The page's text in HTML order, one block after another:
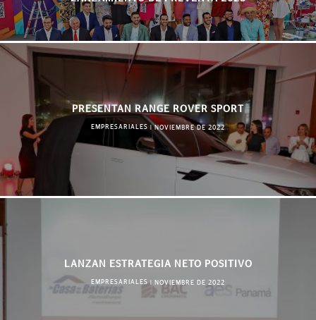
PRESENTAN RANGE ROVER SPORT
EMPRESARIALES |NOVIEMBRE DE 2022
LANZAN ESTRATEGIA NETO POSITIVO
EMPRESARIALES | NOVIEMBRE DE 2022